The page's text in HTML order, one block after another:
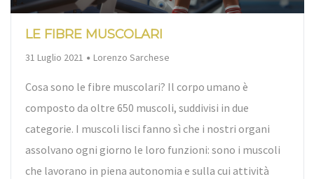
LE FIBRE MUSCOLARI
31 Luglio 2021 By
Lorenzo Sarchese
Cosa sono le fibre muscolari? Il corpo umano è
composto da oltre 650 muscoli, suddivisi in due
categorie. I muscoli lisci fanno sì che i nostri organi
assolvano ogni giorno le loro funzioni: sono i muscoli
che lavorano in piena autonomia e sulla cui attività